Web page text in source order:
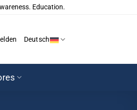
Education.
Deutsch